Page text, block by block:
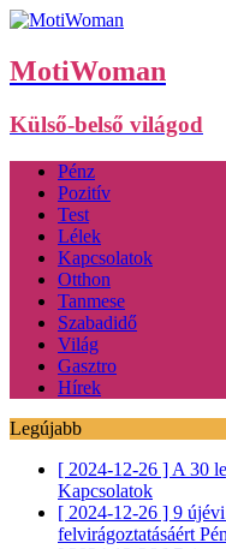
MotiWoman
Külső-belső világod
Pénz
Pozitív
Test
Lélek
Kapcsolatok
Otthon
Tanmese
Szabadidő
Világ
Gasztro
Hírek
Legújabb
[ 2024-12-26 ] A 30
Kapcsolatok
[ 2024-12-26 ] 9
felvirágoztatásáért